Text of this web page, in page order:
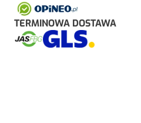
TERMINOWA DOSTAWA